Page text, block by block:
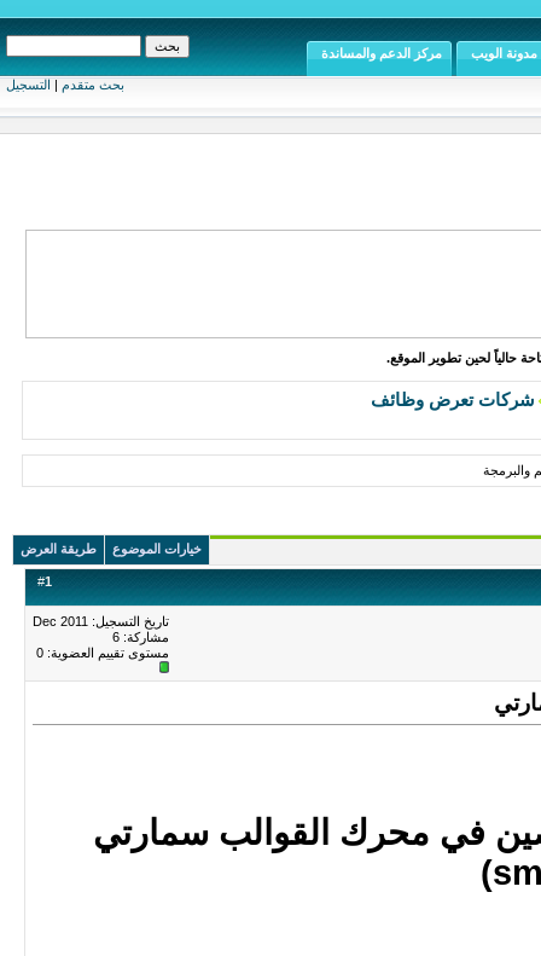
بحث متقدم | التسجيل
مدونة الويب مركز الدعم والمساندة
حالياً لحين تطوير الموقع.
شركات تعرض وظائف
والبرمجة
خيارات الموضوع طريقة العرض
#1
تاريخ التسجيل: Dec 2011
مشاركة: 6
مستوى تقييم العضوية: 0
في محرك القوالب سمارتي